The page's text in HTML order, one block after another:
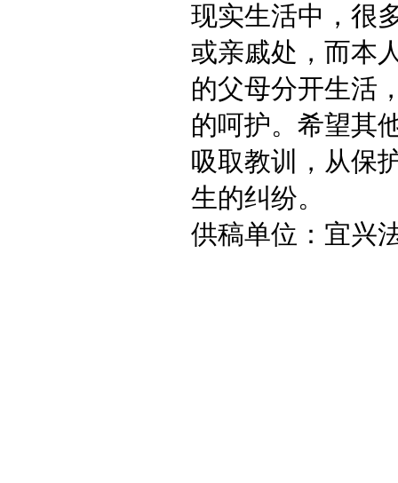
现实生活中，很
或亲戚处，而本
的父母分开生活
的呵护。希望其
吸取教训，从保
生的纠纷。
供稿单位：宜兴